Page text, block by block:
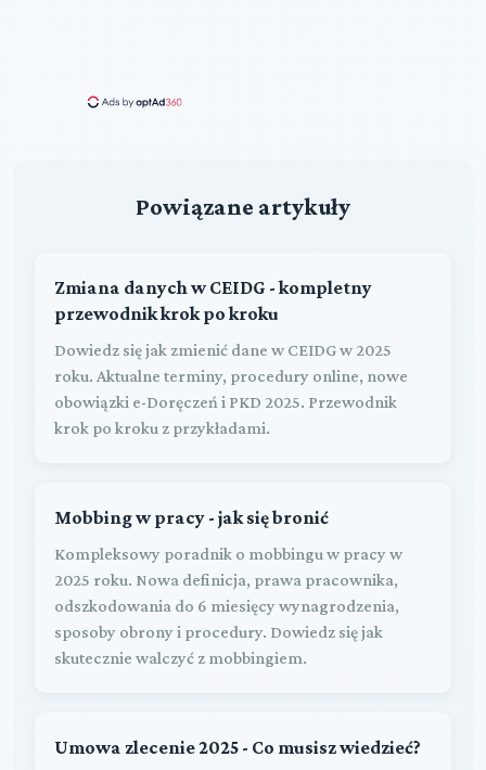
Powiązane artykuły
Zmiana danych w CEIDG - kompletny
przewodnik krok po kroku
Dowiedz się jak zmienić dane w CEIDG w 2025
roku. Aktualne terminy, procedury online, nowe
obowiązki e-Doręczeń i PKD 2025. Przewodnik
krok po kroku z przykładami.
Mobbing w pracy - jak się bronić
Kompleksowy poradnik o mobbingu w pracy w
2025 roku. Nowa definicja, prawa pracownika,
odszkodowania do 6 miesięcy wynagrodzenia,
sposoby obrony i procedury. Dowiedz się jak
skutecznie walczyć z mobbingiem.
Umowa zlecenie 2025 - Co musisz wiedzieć?